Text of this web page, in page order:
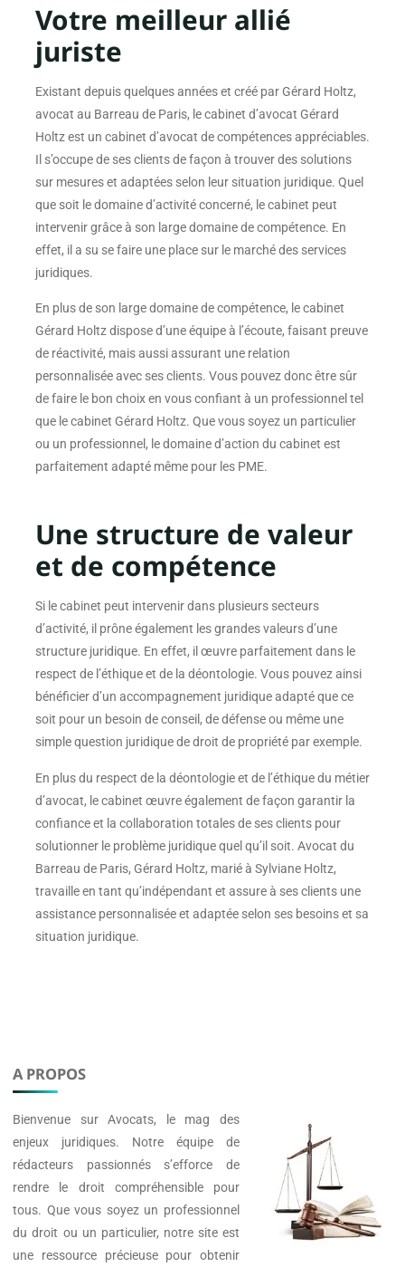
Votre meilleur allié
juriste
Existant depuis quelques années et créé par Gérard Holtz,
avocat au Barreau de Paris, le cabinet d’avocat Gérard
Holtz est un cabinet d’avocat de compétences appréciables.
Il s’occupe de ses clients de façon à trouver des solutions
sur mesures et adaptées selon leur situation juridique. Quel
que soit le domaine d’activité concerné, le cabinet peut
intervenir grâce à son large domaine de compétence. En
effet, il a su se faire une place sur le marché des services
juridiques.
En plus de son large domaine de compétence, le cabinet
Gérard Holtz dispose d’une équipe à l’écoute, faisant preuve
de réactivité, mais aussi assurant une relation
personnalisée avec ses clients. Vous pouvez donc être sûr
de faire le bon choix en vous confiant à un professionnel tel
que le cabinet Gérard Holtz. Que vous soyez un particulier
ou un professionnel, le domaine d’action du cabinet est
parfaitement adapté même pour les PME.
Une structure de valeur
et de compétence
Si le cabinet peut intervenir dans plusieurs secteurs
d’activité, il prône également les grandes valeurs d’une
structure juridique. En effet, il œuvre parfaitement dans le
respect de l’éthique et de la déontologie. Vous pouvez ainsi
bénéficier d’un accompagnement juridique adapté que ce
soit pour un besoin de conseil, de défense ou même une
simple question juridique de droit de propriété par exemple.
En plus du respect de la déontologie et de l’éthique du métier
d’avocat, le cabinet œuvre également de façon garantir la
confiance et la collaboration totales de ses clients pour
solutionner le problème juridique quel qu’il soit. Avocat du
Barreau de Paris, Gérard Holtz, marié à Sylviane Holtz,
travaille en tant qu’indépendant et assure à ses clients une
assistance personnalisée et adaptée selon ses besoins et sa
situation juridique.
A PROPOS
Bienvenue surAvocats, le mag des
enjeux juridiques. Notre équipe de
rédacteurs passionnés s’efforce de
rendre le droit compréhensible pour
tous. Que vous soyez un professionnel
du droit ou un particulier, notre site est
une ressource précieuse pour obtenir